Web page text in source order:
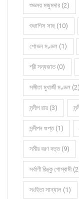
শুভময় মজুমদার (2)
শুভাশিস সাহু (10)
শোভন মণ্ডল (1)
শ্রী সদ্যজাত (0)
সঙ্গীতা মুখার্জী মণ্ডল (2)
সন্দীপ রায় (3)
সন্দীপন গুপ্ত (1)
সমীর বরণ দত্ত (9)
সর্বাণী রিঙ্কু গোস্বামী
সংহিতা সান্যাল (1)